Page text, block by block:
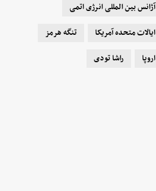
آژانس بین المللی انرژی اتمی
ایالات متحده آمریکا
تنگه هرمز
اروپا
راشا تودی